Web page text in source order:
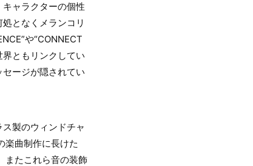
ャラクターの個性
となくメランコリ
や“CONNECT
ともリンクしてい
ージが隠されてい
製のウィンドチャ
楽曲制作に長けた
またこれら音の装飾